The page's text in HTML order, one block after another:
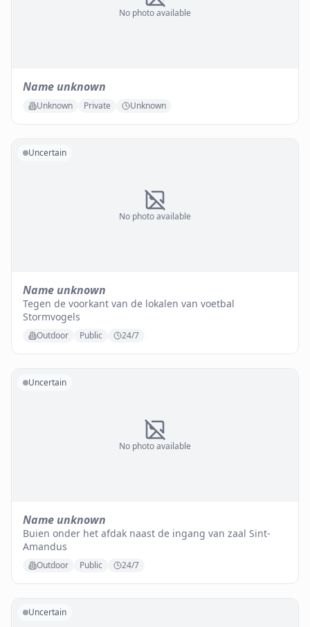
No photo available
Name unknown
Unknown Private Unknown
No photo available
Uncertain
Name unknown
Tegen de voorkant van de lokalen van voetbal
Stormvogels
Outdoor Public 24/7
No photo available
Uncertain
Name unknown
Buien onder het afdak naast de ingang van zaal Sint-
Amandus
Outdoor Public 24/7
Uncertain